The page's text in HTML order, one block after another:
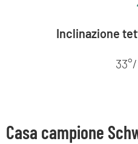
Inclinazione
Casa campione